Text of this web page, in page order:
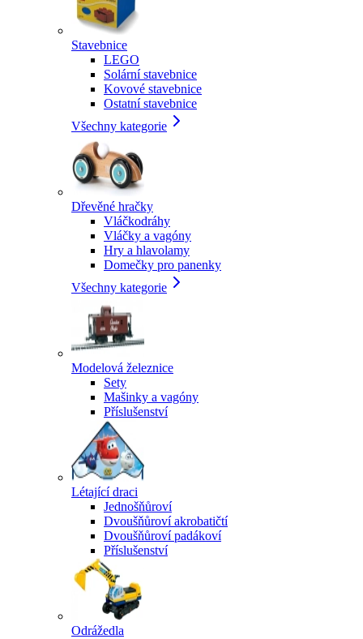
Stavebnice
LEGO
Solární stavebnice
Kovové stavebnice
Ostatní stavebnice
Všechny kategorie
Dřevěné hračky
Vláčkodráhy
Vláčky a vagóny
Hry a hlavolamy
Domečky pro panenky
Všechny kategorie
Modelová železnice
Sety
Mašinky a vagóny
Příslušenství
Létající draci
Jednošňůroví
Dvoušňůroví akrobatičtí
Dvoušňůroví padákoví
Příslušenství
Odrážedla